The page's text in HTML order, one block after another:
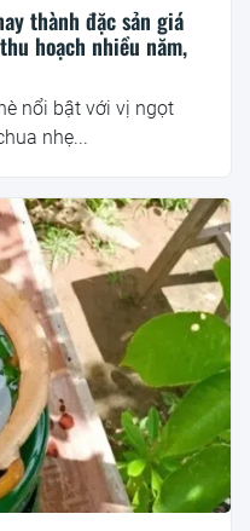
thành đặc sản giá
hoạch nhiều năm,
nổi bật với vị ngọt
nhẹ...